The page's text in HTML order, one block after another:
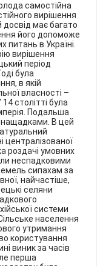
самостійна
вирішення
має багато
його допоможе
питань в Україні.
вирішення
період
була
в якій
власності –
столітті була
Подальша
нащадками. В цей
централізованої
роздачі умовних
неспадковими
сипахам за
найчастіше,
селяни
системи
населення
утримання
користування
виник за часів
перша